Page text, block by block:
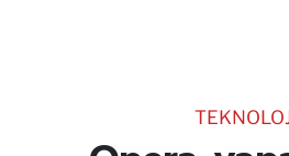
RESMİ İLANLAR